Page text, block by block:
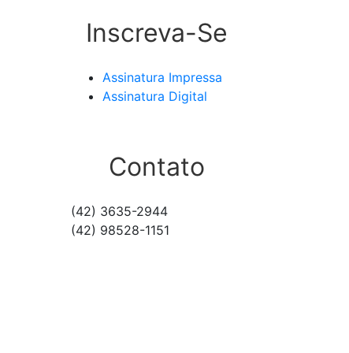
Inscreva-Se
Assinatura Impressa
Assinatura Digital
Contato
(42) 3635-2944
(42) 98528-1151